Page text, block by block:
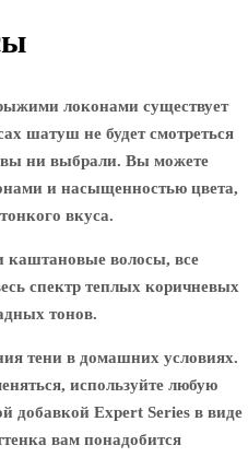
локонами существует
шатуш не будет смотреться
вы ни выбрали. Вы можете
и насыщенностью цвета,
вкуса.
каштановые волосы, все
спектр теплых коричневых
тонов.
тени в домашних условиях.
используйте любую
добавкой Expert Series в виде
вам понадобится